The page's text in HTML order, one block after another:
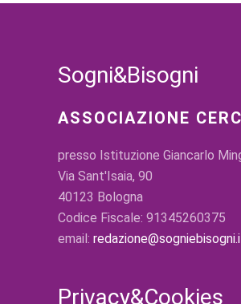
Sogni&Bisogni
ASSOCIAZIONE
presso Istituzione Giancarlo
Via Sant'Isaia, 90
40123 Bologna
Codice Fiscale: 91345260375
email:
Privacy&Cookies